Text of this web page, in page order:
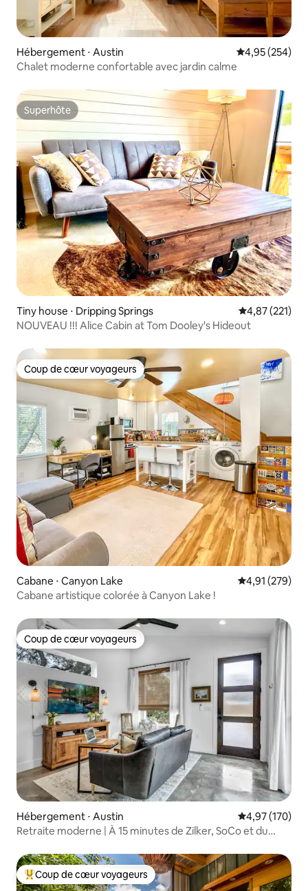
Hébergement ⋅ Austin Évaluation
4,95 (254)
Chalet moderne confortable avec jardin calme
Superhôte
Superhôte
Tiny house ⋅ Dripping Springs Évaluation
4,87 (221)
NOUVEAU !!! Alice Cabin at Tom Dooley's Hideout
Coup de cœur voyageurs
Coup de cœur voyageurs
Cabane ⋅ Canyon Lake Évaluation
4,91 (279)
Cabane artistique colorée à Canyon Lake !
Coup de cœur voyageurs
Coup de cœur voyageurs
Hébergement ⋅ Austin Évaluation
4,97 (170)
Retraite moderne | À 15 minutes de Zilker, SoCo et du
Coups de cœur voyageurs les plus appréciés
Coup de cœur voyageurs